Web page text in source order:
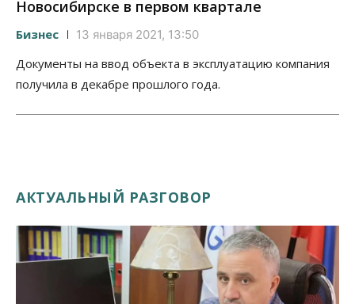
Новосибирске в первом квартале
Бизнес 13 января 2021, 13:50
Документы на ввод объекта в эксплуатацию компания
получила в декабре прошлого года.
АКТУАЛЬНЫЙ РАЗГОВОР